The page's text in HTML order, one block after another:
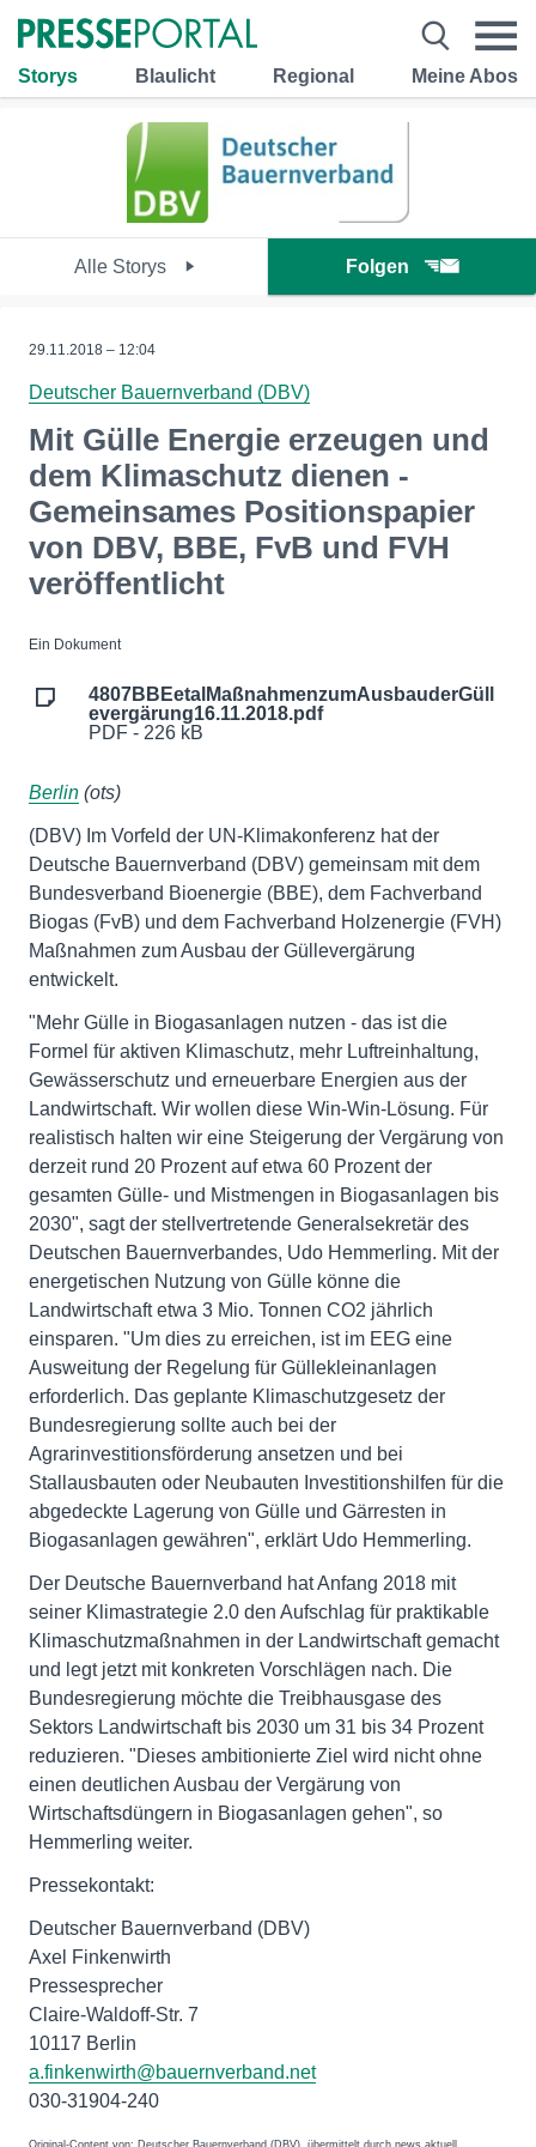
Storys Blaulicht Regional Meine Abos
Alle Storys Folgen
29.11.2018 – 12:04
Deutscher Bauernverband (DBV)
Mit Gülle Energie erzeugen und
dem Klimaschutz dienen -
Gemeinsames Positionspapier
von DBV, BBE, FvB und FVH
veröffentlicht
Ein Dokument
4807BBEetalMaßnahmenzumAusbauderGüll
evergärung16.11.2018.pdf
PDF - 226 kB
Berlin (ots)
(DBV) Im Vorfeld der UN-Klimakonferenz hat der
Deutsche Bauernverband (DBV) gemeinsam mit dem
Bundesverband Bioenergie (BBE), dem Fachverband
Biogas (FvB) und dem Fachverband Holzenergie (FVH)
Maßnahmen zum Ausbau der Güllevergärung
entwickelt.
"Mehr Gülle in Biogasanlagen nutzen - das ist die
Formel für aktiven Klimaschutz, mehr Luftreinhaltung,
Gewässerschutz und erneuerbare Energien aus der
Landwirtschaft. Wir wollen diese Win-Win-Lösung. Für
realistisch halten wir eine Steigerung der Vergärung von
derzeit rund 20 Prozent auf etwa 60 Prozent der
gesamten Gülle- und Mistmengen in Biogasanlagen bis
2030", sagt der stellvertretende Generalsekretär des
Deutschen Bauernverbandes, Udo Hemmerling. Mit der
energetischen Nutzung von Gülle könne die
Landwirtschaft etwa 3 Mio. Tonnen CO2 jährlich
einsparen. "Um dies zu erreichen, ist im EEG eine
Ausweitung der Regelung für Güllekleinanlagen
erforderlich. Das geplante Klimaschutzgesetz der
Bundesregierung sollte auch bei der
Agrarinvestitionsförderung ansetzen und bei
Stallausbauten oder Neubauten Investitionshilfen für die
abgedeckte Lagerung von Gülle und Gärresten in
Biogasanlagen gewähren", erklärt Udo Hemmerling.
Der Deutsche Bauernverband hat Anfang 2018 mit
seiner Klimastrategie 2.0 den Aufschlag für praktikable
Klimaschutzmaßnahmen in der Landwirtschaft gemacht
und legt jetzt mit konkreten Vorschlägen nach. Die
Bundesregierung möchte die Treibhausgase des
Sektors Landwirtschaft bis 2030 um 31 bis 34 Prozent
reduzieren. "Dieses ambitionierte Ziel wird nicht ohne
einen deutlichen Ausbau der Vergärung von
Wirtschaftsdüngern in Biogasanlagen gehen", so
Hemmerling weiter.
Pressekontakt:
Deutscher Bauernverband (DBV)
Axel Finkenwirth
Pressesprecher
Claire-Waldoff-Str. 7
10117 Berlin
a.finkenwirth@bauernverband.net
030-31904-240
Original-Content von: Deutscher Bauernverband (DBV), übermittelt durch news aktuell